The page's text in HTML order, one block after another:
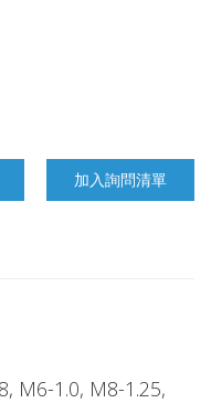
加入詢問清單
M6-1.0, M8-1.25,